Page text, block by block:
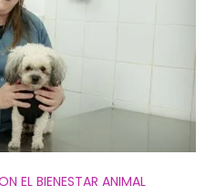
EL BIENESTAR ANIMAL